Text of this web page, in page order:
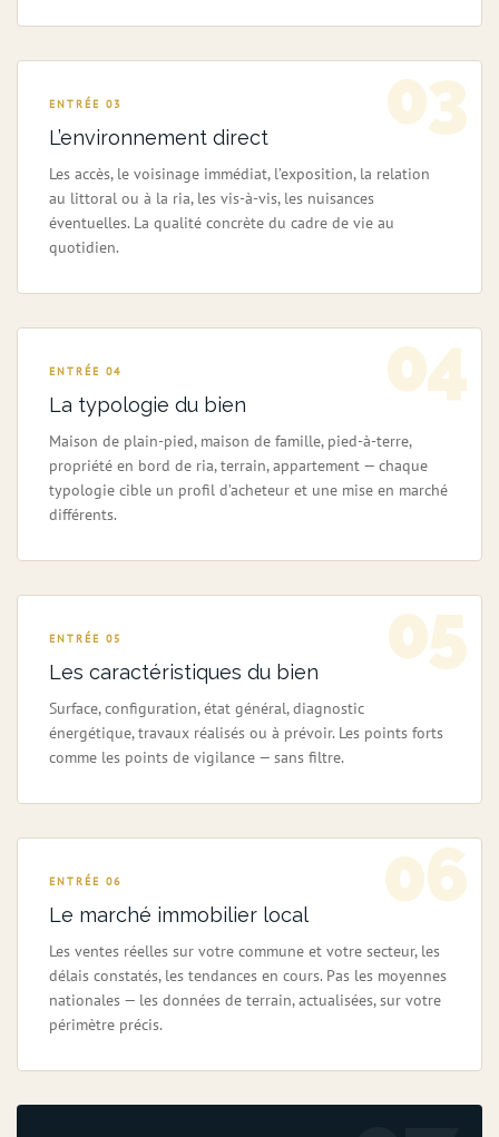
03
ENTRÉE 03
L’environnement direct
Les accès, le voisinage immédiat, l’exposition, la relation
au littoral ou à la ria, les vis-à-vis, les nuisances
éventuelles. La qualité concrète du cadre de vie au
quotidien.
04
ENTRÉE 04
La typologie du bien
Maison de plain-pied, maison de famille, pied-à-terre,
propriété en bord de ria, terrain, appartement — chaque
typologie cible un profil d’acheteur et une mise en marché
différents.
05
ENTRÉE 05
Les caractéristiques du bien
Surface, configuration, état général, diagnostic
énergétique, travaux réalisés ou à prévoir. Les points forts
comme les points de vigilance — sans filtre.
06
ENTRÉE 06
Le marché immobilier local
Les ventes réelles sur votre commune et votre secteur, les
délais constatés, les tendances en cours. Pas les moyennes
nationales — les données de terrain, actualisées, sur votre
périmètre précis.